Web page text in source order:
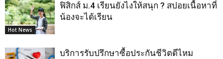
Hot News
ฟิสิกส์ ม.4 เรียนยังไงให้สนุก ? สปอยเนื้อหาที่
น้องจะได้เรียน
บริการรับปรึกษาซื้อประกันชีวิตดีไหม